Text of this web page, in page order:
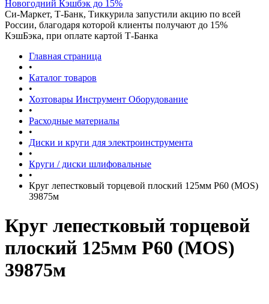
Новогодний Кэшбэк до 15%
Си-Маркет, Т-Банк, Тиккурила запустили акцию по всей
России, благодаря которой клиенты получают до 15%
КэшБэка, при оплате картой Т-Банка
Главная страница
•
Каталог товаров
•
Хозтовары Инструмент Оборудование
•
Расходные материалы
•
Диски и круги для электроинструмента
•
Круги / диски шлифовальные
•
Круг лепестковый торцевой плоский 125мм Р60 (MOS)
39875м
Круг лепестковый торцевой
плоский 125мм Р60 (MOS)
39875м